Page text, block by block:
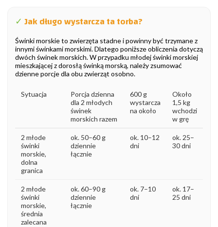
✓ Jak długo wystarcza ta torba?
Świnki morskie to zwierzęta stadne i powinny być trzymane z
innymi świnkami morskimi. Dlatego poniższe obliczenia dotyczą
dwóch świnek morskich. W przypadku młodej świnki morskiej
mieszkającej z dorosłą świnką morską, należy zsumować
dzienne porcje dla obu zwierząt osobno.
Sytuacja
Porcja dzienna
dla 2 młodych
świnek
morskich razem
600 g
wystarcza
na około
Około
1,5 kg
wchodzi
w grę
2 młode
świnki
morskie,
dolna
granica
ok. 50–60 g
dziennie
łącznie
ok. 10–12
dni
ok. 25–
30 dni
2 młode
świnki
morskie,
średnia
zalecana
ok. 60–90 g
dziennie
łącznie
ok. 7–10
dni
ok. 17–
25 dni